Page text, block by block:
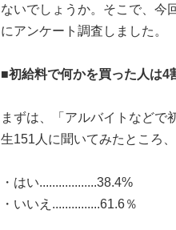
ないでしょうか。そこで、今
にアンケート調査しました。
■初給料で何かを買った人は4
まずは、「アルバイトなどで
生151人に聞いてみたところ
・はい..................38.4%
・いいえ...............61.6％